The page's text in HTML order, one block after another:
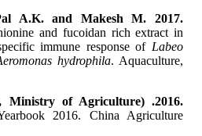
A.K. and Makesh M. 2017.
and fucoidan rich extract in
immune response of Labeo
hydrophila. Aquaculture,
Ministry of Agriculture) .2016.
2016. China Agriculture